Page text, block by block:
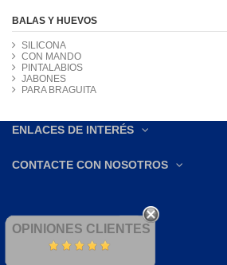
BALAS Y HUEVOS
SILICONA
CON MANDO
PINTALABIOS
JABONES
PARA BRAGUITA
ENLACES DE INTERÉS
CONTACTE CON NOSOTROS
OPINIONES CLIENTES